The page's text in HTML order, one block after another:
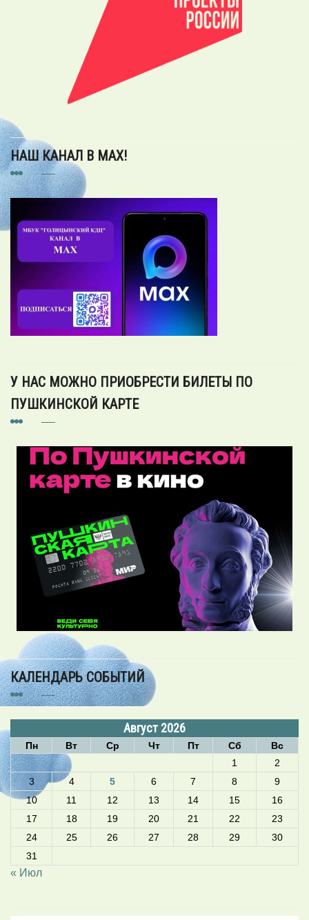
НАШ КАНАЛ В MAX!
У НАС МОЖНО ПРИОБРЕСТИ БИЛЕТЫ ПО
ПУШКИНСКОЙ КАРТЕ
КАЛЕНДАРЬ СОБЫТИЙ
Август 2026
Пн Вт Ср Чт Пт Сб
Вс
1
2
3
4 5 6 7 8
9
10
11 12 13 14 15
16
17
18 19 20 21 22
23
24
25 26 27 28 29
30
31
« Июл